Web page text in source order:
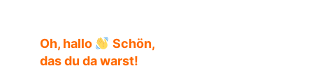
Oh, hallo
Schön,
das du da warst!